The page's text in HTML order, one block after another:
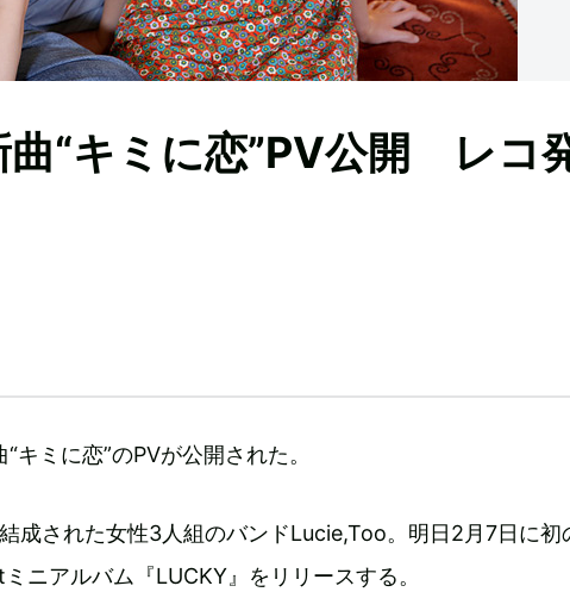
“キミに恋”PV公開 レコ
キミに恋”のPVが公開された。
成された女性3人組のバンドLucie,Too。明日2月7日に初
ニアルバム『LUCKY』をリリースする。